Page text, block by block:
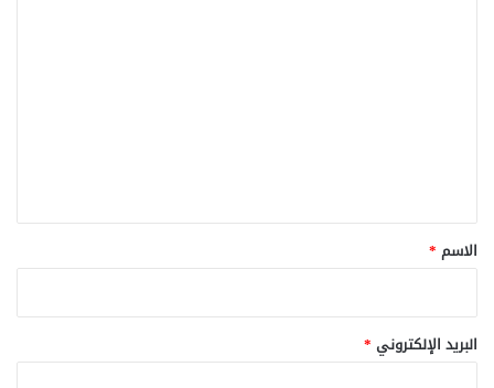
*
الاسم *
البريد الإلكتروني *